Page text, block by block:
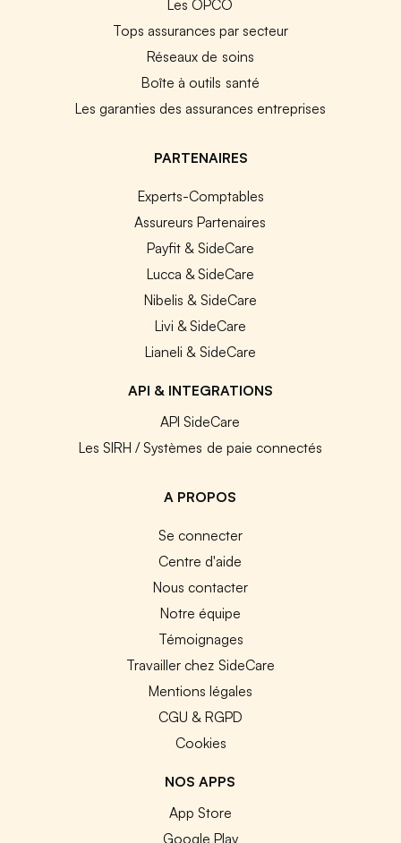
Les OPCO
Tops assurances par secteur
Réseaux de soins
Boîte à outils santé
Les garanties des assurances entreprises
PARTENAIRES
Experts-Comptables
Assureurs Partenaires
Payfit & SideCare
Lucca & SideCare
Nibelis & SideCare
Livi & SideCare
Lianeli & SideCare
API & INTEGRATIONS
API SideCare
Les SIRH / Systèmes de paie connectés
A PROPOS
Se connecter
Centre d'aide
Nous contacter
Notre équipe
Témoignages
Travailler chez SideCare
Mentions légales
CGU & RGPD
Cookies
NOS APPS
App Store
Google Play